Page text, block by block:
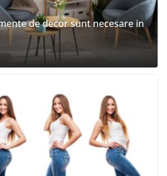
de decor sunt necesare in